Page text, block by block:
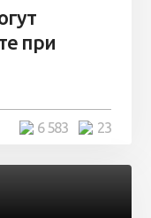
при
23
6 583